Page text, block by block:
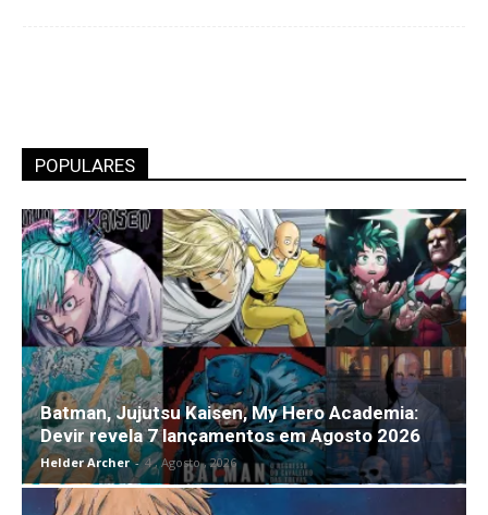
POPULARES
Batman, Jujutsu Kaisen, My Hero Academia:
Devir revela 7 lançamentos em Agosto 2026
Helder Archer - 4 , Agosto , 2026